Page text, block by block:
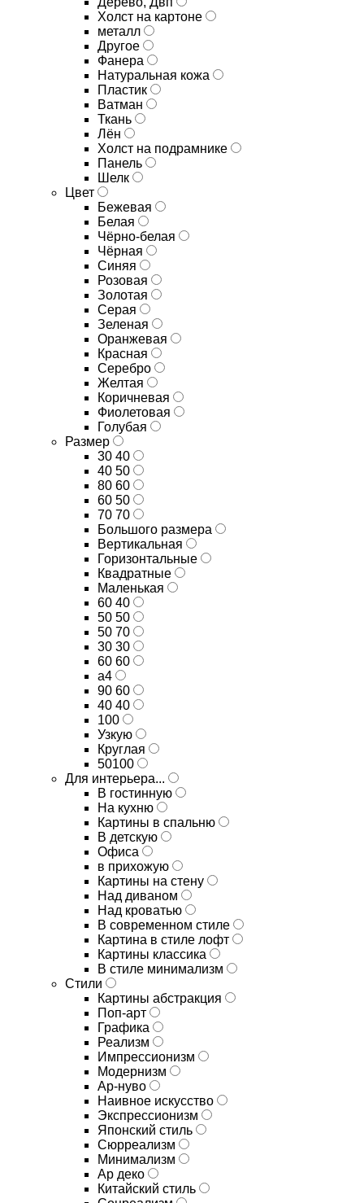
Холст на картоне
металл
Другое
Фанера
Натуральная кожа
Пластик
Ватман
Ткань
Лён
Холст на подрамнике
Панель
Шелк
Цвет
Бежевая
Белая
Чёрно-белая
Чёрная
Синяя
Розовая
Золотая
Серая
Зеленая
Оранжевая
Красная
Серебро
Желтая
Коричневая
Фиолетовая
Голубая
Размер
30 40
40 50
80 60
60 50
70 70
Большого размера
Вертикальная
Горизонтальные
Квадратные
Маленькая
60 40
50 50
50 70
30 30
60 60
а4
90 60
40 40
100
Узкую
Круглая
50100
Для интерьера...
В гостинную
На кухню
Картины в спальню
В детскую
Офиса
в прихожую
Картины на стену
Над диваном
Над кроватью
В современном стиле
Картина в стиле лофт
Картины классика
В стиле минимализм
Стили
Картины абстракция
Поп-арт
Графика
Реализм
Импрессионизм
Модернизм
Ар-нуво
Наивное искусство
Экспрессионизм
Японский стиль
Сюрреализм
Минимализм
Ар деко
Китайский стиль